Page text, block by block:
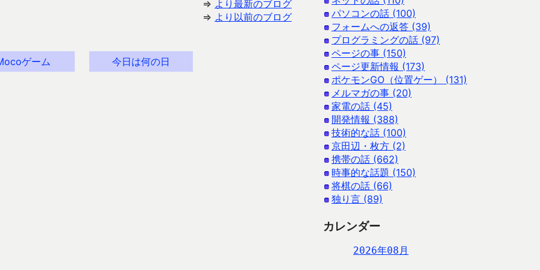
⇒ より最新のブログ
⇒ より以前のブログ
ゲーム 今日は何の日
パソコンの話 (100)
フォームへの返答 (39)
プログラミングの話 (97)
ページの事 (150)
ページ更新情報 (173)
ポケモンGO（位置ゲー） (131)
メルマガの事 (20)
家電の話 (45)
開発情報 (388)
技術的な話 (100)
京田辺・枚方 (2)
携帯の話 (662)
時事的な話題 (150)
将棋の話 (66)
独り言 (89)
カレンダー
2026年08月